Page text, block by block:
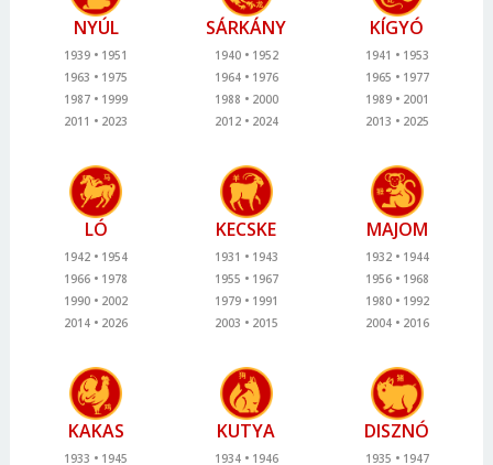
NYÚL
1939
1951
1963
1975
1987
1999
2011
2023
SÁRKÁNY
1940
1952
1964
1976
1988
2000
2012
2024
KÍGYÓ
1941
1953
1965
1977
1989
2001
2013
2025
LÓ
1942
1954
1966
1978
1990
2002
2014
2026
KECSKE
1931
1943
1955
1967
1979
1991
2003
2015
MAJOM
1932
1944
1956
1968
1980
1992
2004
2016
KAKAS
1933 1945
KUTYA
1934 1946
DISZNÓ
1935 1947